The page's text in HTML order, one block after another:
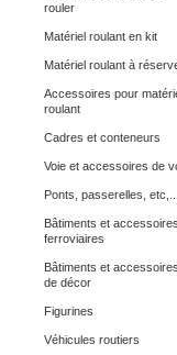
rouler
Matériel roulant en kit
Matériel roulant à
Accessoires pour
roulant
Cadres et conteneurs
Voie et accessoires de
Ponts, passerelles, etc,...
Bâtiments et accessoires
ferroviaires
Bâtiments et accessoires
de décor
Figurines
Véhicules routiers